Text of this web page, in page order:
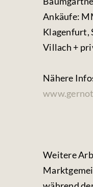
Ankäufe:
Klagenfurt,
Villach +
Nähere
Weitere